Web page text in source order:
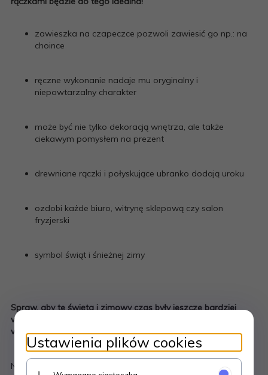
zawieszka na czapeczce pozwoli zawiesić go np.: na
choince
ręczne wykonanie nadaje mu oryginalny i
niepowtarzalny charakter
może być nie tylko dekoracją wnętrza, ale także
ciekawym pomysłem na prezent
drewniane rączki i połyskujące ubranko dodają uroku
ozdobi każde biuro, witrynę sklepową czy salon
fryzjerski
symbol świąt i śnieżnej zimy
Spraw, aby te święta i zimowy czas były jeszcze bardziej
wesołe. Postaw na niepowtarzalną dekorację, która stworzy
wyjątkową atmosferę w Twoim domu!
Naszego skrzata z zawieszką możesz umieścić na choince,
Ustawienia plików cookies